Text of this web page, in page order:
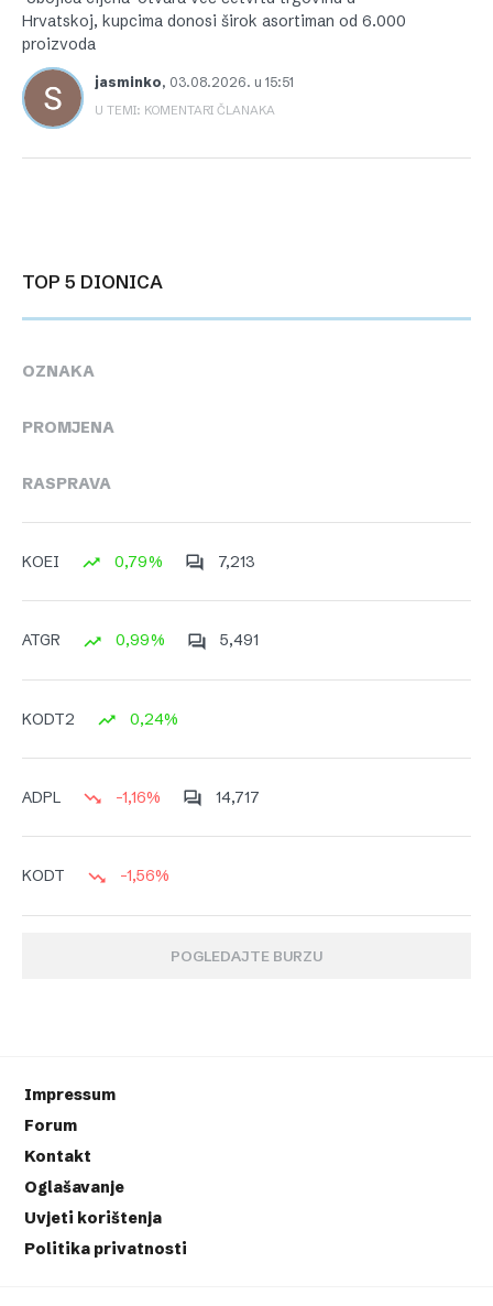
Hrvatskoj, kupcima donosi širok asortiman od 6.000
proizvoda
jasminko, 03.08.2026. u 15:51
U TEMI: KOMENTARI ČLANAKA
TOP 5 DIONICA
OZNAKA
PROMJENA
RASPRAVA
KOEI 0,79% 7,213
ATGR 0,99% 5,491
KODT2 0,24%
ADPL -1,16% 14,717
KODT -1,56%
POGLEDAJTE BURZU
Impressum
Forum
Kontakt
Oglašavanje
Uvjeti korištenja
Politika privatnosti